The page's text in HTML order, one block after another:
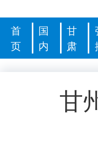
首
页
国
内
甘
肃
甘